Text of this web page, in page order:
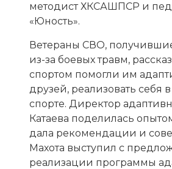
методист ХКСАШПСР и
«Юность».
Ветераны СВО,
из-за боевых травм,
спортом помогли им
друзей, реализовать себя
спорте. Директор
Катаева поделилась
дала рекомендации и
Махота выступил с
реализации программы